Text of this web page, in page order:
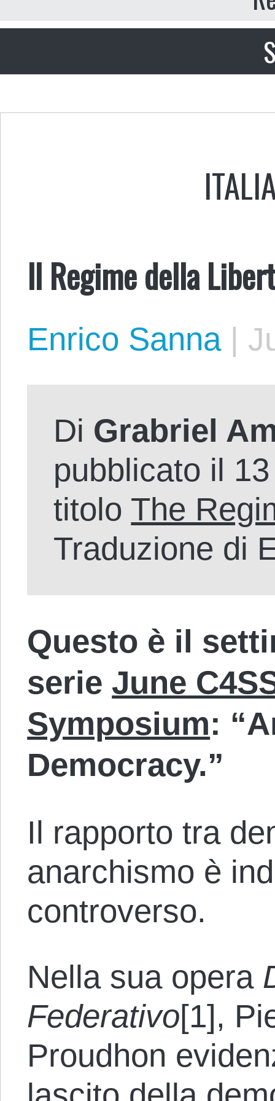
Il Regime della
Enrico Sanna |
Di Grabriel
pubblicato il
titolo The
Traduzione di
Questo è il
serie June
Symposium:
Democracy.”
Il rapporto tra
anarchismo è
controverso.
Nella sua opera
Federativo[1],
Proudhon